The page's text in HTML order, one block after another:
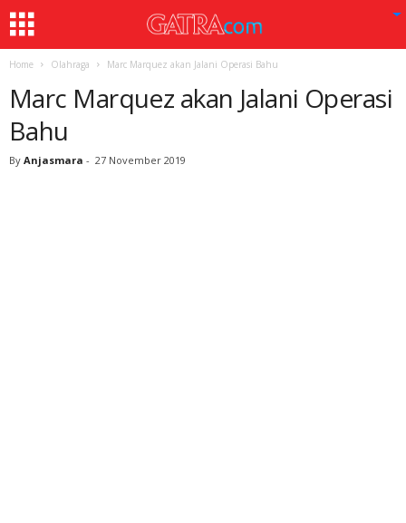
Home Olahraga Marc Marquez akan Jalani Operasi Bahu
Marc Marquez akan Jalani Operasi
Bahu
By Anjasmara - 27 November 2019